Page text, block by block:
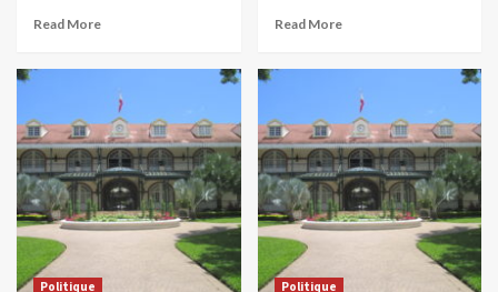
Read More Read More
Politique Politique